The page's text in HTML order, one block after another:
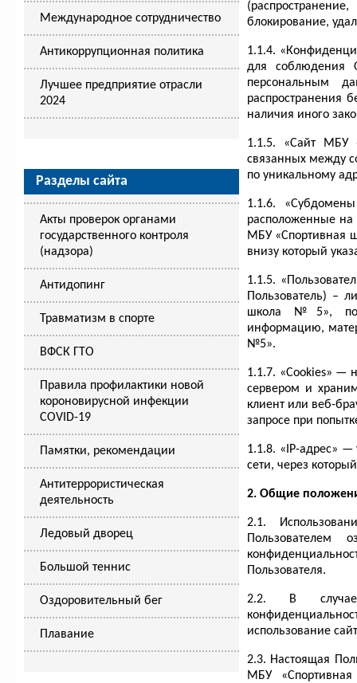
Международное сотрудничество
Антикоррупционная политика
Лучшее предприятие отрасли
2024
Разделы сайта
Акты проверок органами
государственного контроля
(надзора)
Антидопинг
Травматизм в спорте
ВФСК ГТО
Правила профилактики новой
короновирусной инфекции
COVID-19
Памятки, рекомендации
Антитеррористическая
деятельность
Ледовый дворец
Большой теннис
Оздоровительный бег
Плавание
блокирование,
1.1.4.
для соблюдения
персональным
распространения
наличия иного
1.1.5. «Сайт МБУ
связанных между
по уникальному
1.1.6.
расположенные на
МБУ «Спортивная
внизу который
1.1.5.
Пользователь) –
школа №5»,
информацию,
№5».
1.1.7. «Cookies» —
сервером и
клиент или веб-
запросе при
1.1.8. «IP-адрес» —
сети, через
2. Общие
2.1.
Пользователем
Пользователя.
2.2. В случае
использование
2.3. Настоящая
МБУ